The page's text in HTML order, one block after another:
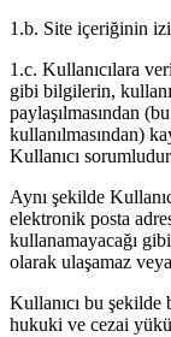
1.b. Site içeriğinin
1.c. Kullanıcılara
gibi bilgilerin,
paylaşılmasından
kullanılmasından)
Kullanıcı
Aynı şekilde
elektronik posta
kullanamayacağı
olarak ulaşamaz
Kullanıcı bu şekilde
hukuki ve cezai